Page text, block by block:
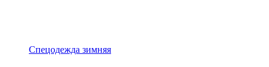
Спецодежда зимняя